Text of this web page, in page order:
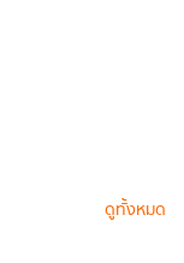
ดูทั้งหมด